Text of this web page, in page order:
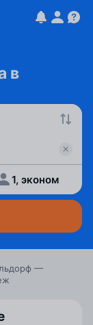
в
1, эконом
—